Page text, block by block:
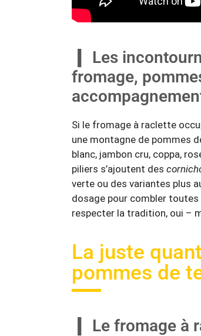
Les
fromage,
Si le fromage à raclette
une montagne de pommes
blanc, jambon cru, coppa,
piliers s’ajoutent des
verte ou des variantes plus
dosage pour combler
respecter la tradition, oui –
La juste
pommes de
Le fromage à